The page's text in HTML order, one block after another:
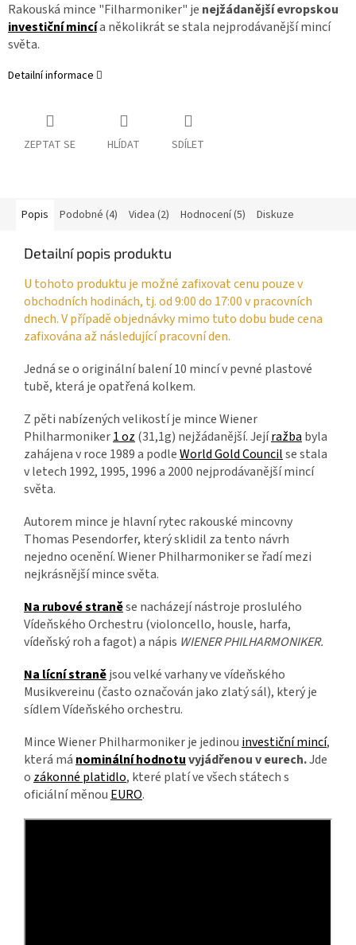
Rakouská mince "Filharmoniker" je nejžádanější evropskou
investiční mincía několikrát se stala nejprodávanější mincí
světa.
Detailní informace
ZEPTAT SE HLÍDAT SDÍLET
Popis Podobné (4) Videa (2) Hodnocení (5) Diskuze
Detailní popis produktu
U tohoto produktu je možné zafixovat cenu pouze v
obchodních hodinách, tj. od 9:00 do 17:00 v pracovních
dnech. V případě objednávky mimo tuto dobu bude cena
zafixována až následující pracovní den.
Jedná se o originální balení 10 mincí v pevné plastové
tubě, která je opatřená kolkem.
Z pěti nabízených velikostí je mince Wiener
Philharmoniker1 oz (31,1g) nejžádanější. Jejíražba byla
zahájena v roce 1989 a podleWorld Gold Councilse stala
v letech 1992, 1995, 1996 a 2000 nejprodávanější mincí
světa.
Autorem mince je hlavní rytec rakouské mincovny
Thomas Pesendorfer, který sklidil za tento návrh
nejedno ocenění. Wiener Philharmoniker se řadí mezi
nejkrásnější mince světa.
Na rubové straněse nacházejí nástroje proslulého
Vídeňského Orchestru (violoncello, housle, harfa,
vídeňský roh a fagot) a nápis WIENER PHILHARMONIKER.
Na lícní stranějsou velké varhany ve vídeňského
Musikvereinu (často označován jako zlatý sál), který je
sídlem Vídeňského orchestru.
Mince Wiener Philharmoniker je jedinou investiční mincí,
která má nominální hodnotuvyjádřenou v eurech.Jde
o zákonné platidlo, které platí ve všech státech s
oficiální měnou EURO.